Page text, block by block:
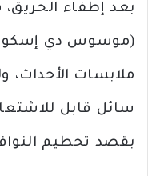
بعد إطفاء
(موسوس دي
ملابسات الأحداث،
سائل قابل
بقصد تحطيم